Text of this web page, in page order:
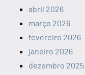
abril 2026
março 2026
fevereiro 2026
janeiro 2026
dezembro 2025